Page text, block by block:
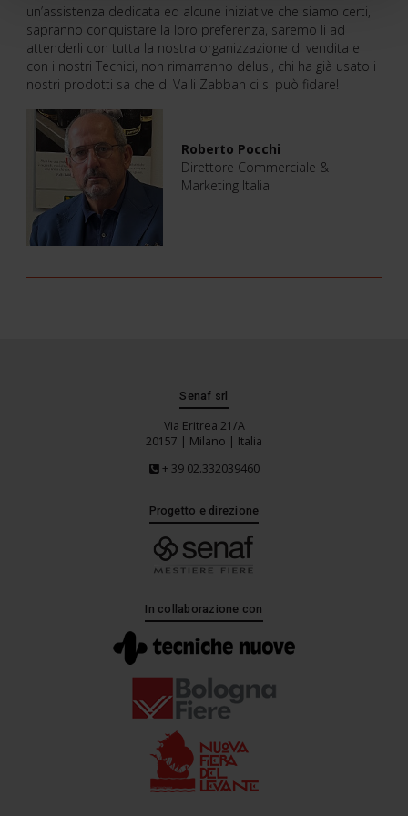
un’assistenza dedicata ed alcune iniziative che siamo certi,
sapranno conquistare la loro preferenza, saremo li ad
attenderli con tutta la nostra organizzazione di vendita e
con i nostri Tecnici, non rimarranno delusi, chi ha già usato i
nostri prodotti sa che di Valli Zabban ci si può fidare!
Roberto Pocchi
Direttore Commerciale &
Marketing Italia
Senaf srl
Via Eritrea 21/A
20157 | Milano | Italia
+ 39 02.332039460
Progetto e direzione
In collaborazione con